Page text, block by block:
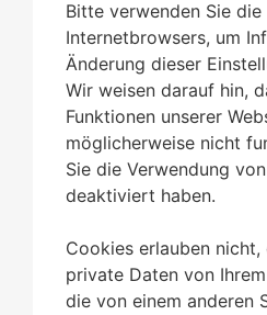
Bitte verwenden Sie
Internetbrowsers, um
Änderung dieser
Wir weisen darauf hin,
Funktionen unserer
möglicherweise nicht
Sie die Verwendung
deaktiviert haben.
Cookies erlauben nicht,
private Daten von
die von einem anderen